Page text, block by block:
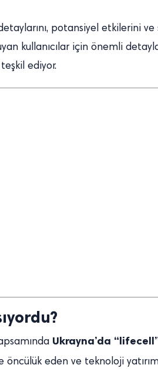
detaylarını, potansiyel etkilerini
kullanıcılar için önemli
ediyor.
Ukrayna’da
öncülük eden ve teknoloji